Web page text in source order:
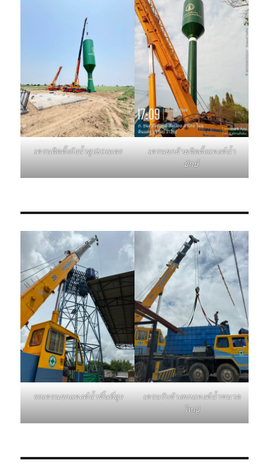
เครนติดตั้งถังน้ำสูง20เมตร
เครนยกย้ายติดตั้งแทงค์น้ำ
ยักษ์
รถเครนยกแทงค์น้ำขึ้นที่สูง
เครนรับจ้างยกแทงค์น้ำขนาด
ใหญ่